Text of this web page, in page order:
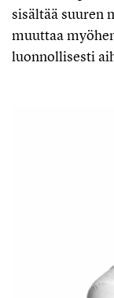
sisältää suuren
muuttaa
luonnollisesti